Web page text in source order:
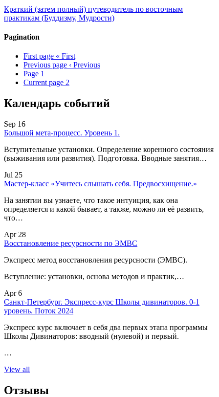
Краткий (затем полный) путеводитель по восточным
практикам (Буддизму, Мудрости)
Pagination
First page « First
Previous page ‹ Previous
Page 1
Current page 2
Календарь событий
Sep 16
Большой мета-процесс. Уровень 1.
Вступительные установки. Определение коренного состояния
(выживания или развития). Подготовка. Вводные занятия…
Jul 25
Мастер-класс «Учитесь слышать себя. Предвосхищение.»
На занятии вы узнаете, что такое интуиция, как она
определяется и какой бывает, а также, можно ли её развить,
что…
Apr 28
Восстановление ресурсности по ЭМВС
Экспресс метод восстановления ресурсности (ЭМВС).
Вступление: установки, основа методов и практик,…
Apr 6
Санкт-Петербург. Экспресс-курс Школы дивинаторов. 0-1
уровень. Поток 2024
Экспресс курс включает в себя два первых этапа программы
Школы Дивинаторов: вводный (нулевой) и первый.
…
View all
Отзывы